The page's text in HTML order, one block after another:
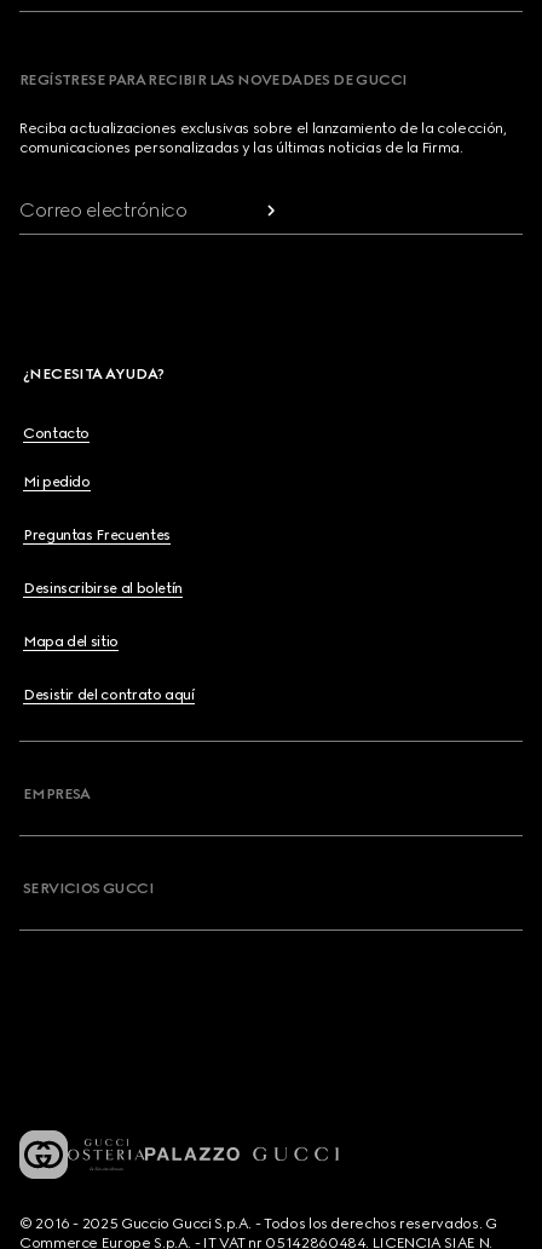
REGÍSTRESE PARA RECIBIR LAS NOVEDADES DE GUCCI
Reciba actualizaciones exclusivas sobre el lanzamiento de la colección,
comunicaciones personalizadas y las últimas noticias de la Firma.
Correo electrónico
¿NECESITA AYUDA?
Contacto
Mi pedido
Preguntas Frecuentes
Desinscribirse al boletín
Mapa del sitio
Desistir del contrato aquí
EMPRESA
SERVICIOS GUCCI
© 2016 - 2025 Guccio Gucci S.p.A. - Todos los derechos reservados. G
Commerce Europe S.p.A. - IT VAT nr 05142860484. LICENCIA SIAE N.